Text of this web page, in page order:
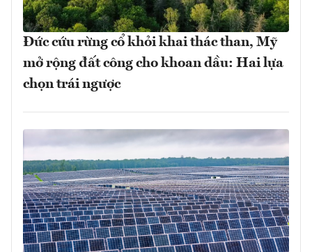
Đức cứu rừng cổ khỏi khai thác than, Mỹ
mở rộng đất công cho khoan dầu: Hai lựa
chọn trái ngược